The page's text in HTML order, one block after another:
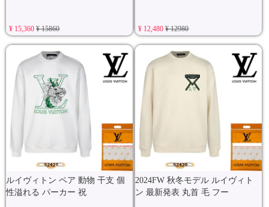
¥ 15,360¥ 15860 ¥ 12,480¥ 12980
ルイヴィトン ペア 動物 干支 個
性溢れる パーカー 祝
2024FW 秋冬モデル ルイヴィト
ン 最新発表 丸首 毛 フー